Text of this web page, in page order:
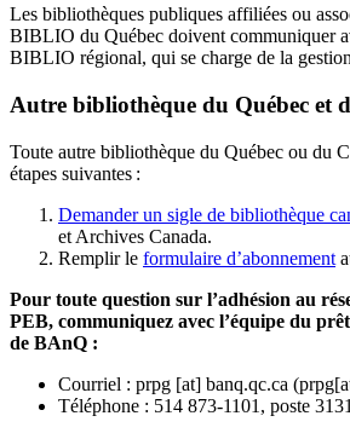
Les bibliothèques publiques affiliées ou
BIBLIO du Québec doivent communiquer
BIBLIO régional, qui se charge de la
Autre bibliothèque du Québec et
Toute autre bibliothèque du Québec ou du
étapes suivantes :
Demander un sigle de bibliothèque
et Archives Canada.
Remplir le formulaire d’abonnement
Pour toute question sur l’adhésion au
PEB, communiquez avec l’équipe du
de BAnQ :
Courriel : prpg [at] banq.qc.ca (
Téléphone : 514 873-1101, poste